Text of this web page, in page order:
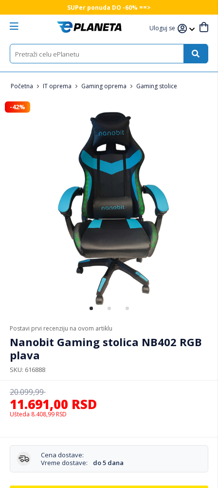
SUPer ponuda DO -60% ==>
Uloguj se
Početna IT oprema Gaming oprema Gaming stolice
Postavi prvi recenziju na ovom artiklu
Nanobit Gaming stolica NB402 RGB
plava
SKU 616888
11.691,00 RSD
20.099,99
Ušteda 8.408,99 RSD
Cena dostave:
Vreme dostave:
do 5 dana
-42%